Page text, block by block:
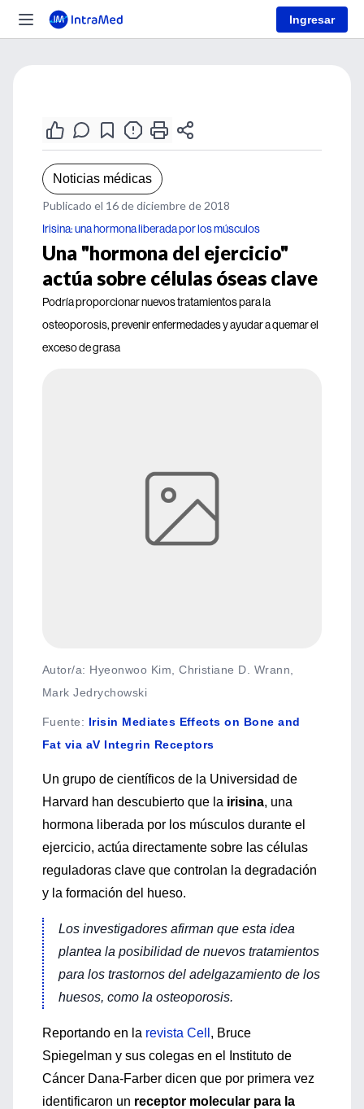
Ingresar
Noticias médicas
Publicado el 16 de diciembre de 2018
Irisina: una hormona liberada por los músculos
Una "hormona del ejercicio"
actúa sobre células óseas clave
Podría proporcionar nuevos tratamientos para la
osteoporosis, prevenir enfermedades y ayudar a quemar el
exceso de grasa
Autor/a: Hyeonwoo Kim, Christiane D. Wrann,
Mark Jedrychowski
Fuente: Irisin Mediates Effects on Bone and
Fat via aV Integrin Receptors
Un grupo de científicos de la Universidad de
Harvard han descubierto que la irisina, una
hormona liberada por los músculos durante el
ejercicio, actúa directamente sobre las células
reguladoras clave que controlan la degradación
y la formación del hueso.
Los investigadores afirman que esta idea
plantea la posibilidad de nuevos tratamientos
para los trastornos del adelgazamiento de los
huesos, como la osteoporosis.
Reportando en la revista Cell , Bruce
Spiegelman y sus colegas en el Instituto de
Cáncer Dana-Farber dicen que por primera vez
identificaron un receptor molecular para la